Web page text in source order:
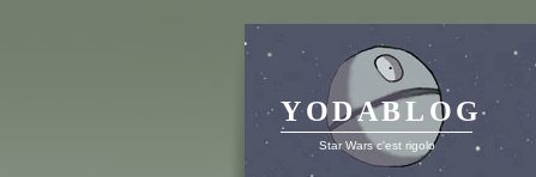
YODABLOG
Star Wars c'est rigolo